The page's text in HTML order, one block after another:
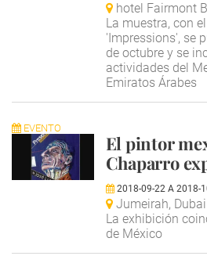
hotel Fairmont
La muestra, con
'Impressions', se
de octubre y se
actividades del
Emiratos Árabes
EVENTO
El pintor
Chaparro
2018-09-22A 2018-
Jumeirah, Dubai
La exhibición
de México